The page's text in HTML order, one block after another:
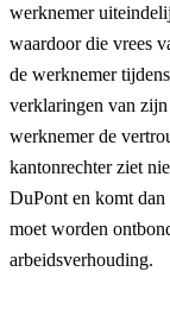
werknemer
waardoor die vrees
de werknemer
verklaringen van
werknemer de
kantonrechter ziet
DuPont en komt dan
moet worden
arbeidsverhouding.